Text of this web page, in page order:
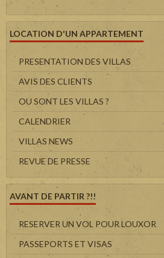
LOCATION D'UN APPARTEMENT
PRESENTATION DES VILLAS
AVIS DES CLIENTS
OU SONT LES VILLAS ?
CALENDRIER
VILLAS NEWS
REVUE DE PRESSE
AVANT DE PARTIR ?!!
RESERVER UN VOL POUR LOUXOR
PASSEPORTS ET VISAS